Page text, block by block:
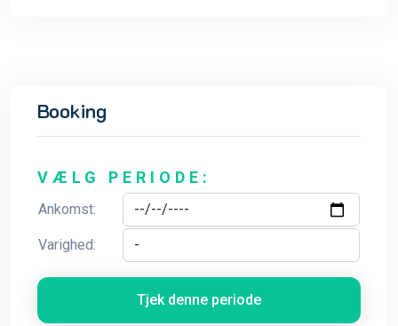
Booking
VÆLG PERIODE:
Ankomst:
Varighed:
Tjek denne periode